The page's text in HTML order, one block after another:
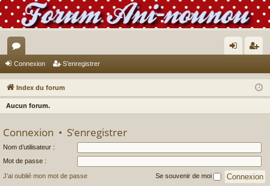
or
u
m
ne
xi
nr
eg
r
Connexion S’enregistrer
Index du forum
Aucun forum.
Connexion • S’enregistrer
Nom d’utilisateur :
Mot de passe :
J’ai oublié mon mot de passe Se souvenir de moi